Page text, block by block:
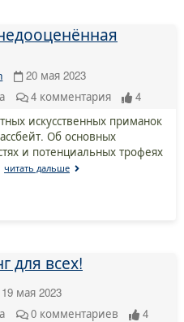
20 мая 2023
4 комментария
4
искусственных приманок
Об основных
и потенциальных трофеях
читать дальше
для всех!
19 мая 2023
0 комментариев 4